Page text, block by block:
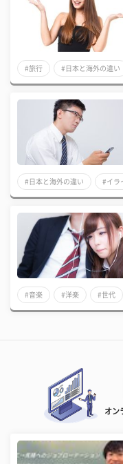
#旅行 #日本と海外の違い
#日本と海外の違い #イラ
#音楽 #洋楽 #世代
オン